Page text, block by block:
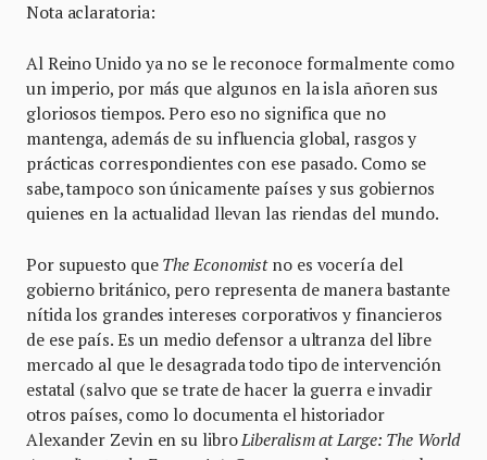
Nota aclaratoria:
Al Reino Unido ya no se le reconoce formalmente como
un imperio, por más que algunos en la isla añoren sus
gloriosos tiempos. Pero eso no significa que no
mantenga, además de su influencia global, rasgos y
prácticas correspondientes con ese pasado. Como se
sabe, tampoco son únicamente países y sus gobiernos
quienes en la actualidad llevan las riendas del mundo.
Por supuesto que The Economistno es vocería del
gobierno británico, pero representa de manera bastante
nítida los grandes intereses corporativos y financieros
de ese país. Es un medio defensor a ultranza del libre
mercado al que le desagrada todo tipo de intervención
estatal (salvo que se trate de hacer la guerra e invadir
otros países, como lo documenta el historiador
Alexander Zevin en su libroLiberalism at Large: The World